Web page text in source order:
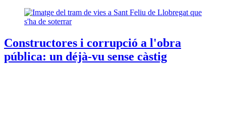
Constructores i corrupció a l'obra
pública: un déjà-vu sense càstig